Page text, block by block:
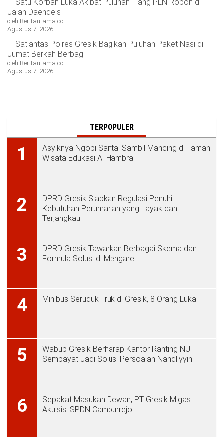
Satu Korban Luka Akibat Puluhan Tiang PLN Roboh di
Jalan Daendels
oleh Beritautama.co
Agustus 7, 2026
Satlantas Polres Gresik Bagikan Puluhan Paket Nasi di
Jumat Berkah Berbagi
oleh Beritautama.co
Agustus 7, 2026
TERPOPULER
1
Asyiknya Ngopi Santai Sambil Mancing di Taman
Wisata Edukasi Al-Hambra
2
DPRD Gresik Siapkan Regulasi Penuhi
Kebutuhan Perumahan yang Layak dan
Terjangkau
3
DPRD Gresik Tawarkan Berbagai Skema dan
Formula Solusi di Mengare
4 Minibus Seruduk Truk di Gresik, 8 Orang Luka
5
Wabup Gresik Berharap Kantor Ranting NU
Sembayat Jadi Solusi Persoalan Nahdliyyin
6
Sepakat Masukan Dewan, PT Gresik Migas
Akuisisi SPDN Campurrejo